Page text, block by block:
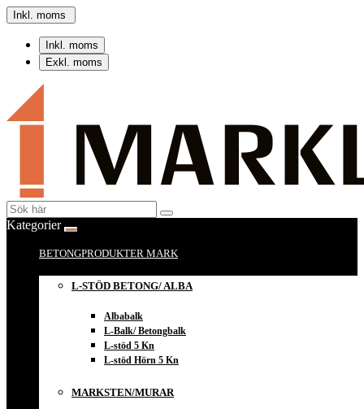
Inkl. moms
Inkl. moms
Exkl. moms
Kategorier
BETONGPRODUKTER MARK
L-STÖD BETONG/ ALBA
Albabalk
L-Balk/ Betongbalk
L-stöd 5 Kn
L-stöd Hörn 5 Kn
MARKSTEN/MURAR